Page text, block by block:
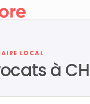
LOCAL
à